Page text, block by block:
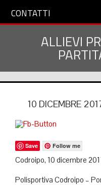
CONTATTI
ALLIEVI
10 DICEMBRE
Save Follow me
Codroipo, 10 dicembre
Polisportiva Codroipo –